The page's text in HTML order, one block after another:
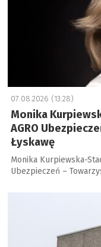
07.08.2026 (13:28)
Monika
AGRO
Łyskawę
Monika Kurpiewska-
Ubezpieczeń –